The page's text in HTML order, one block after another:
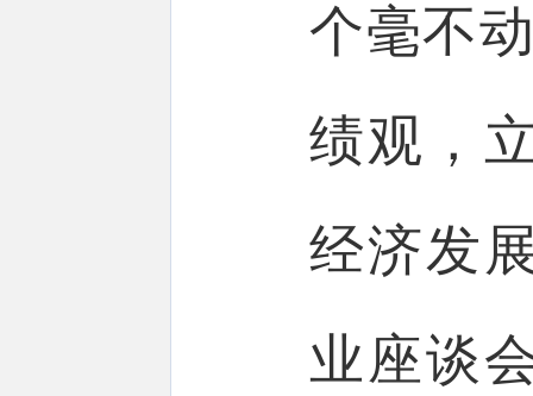
个毫不
绩观，
经济发
业座谈